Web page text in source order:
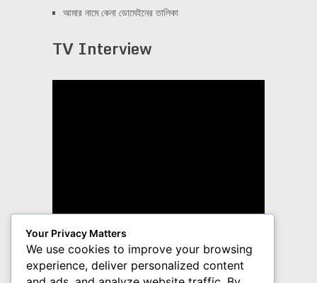
আমার নামে কেনা ডোমেইনের তালিকা
TV Interview
Your Privacy Matters
We use cookies to improve your browsing
experience, deliver personalized content